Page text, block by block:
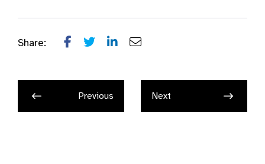
Share:
Previous Next